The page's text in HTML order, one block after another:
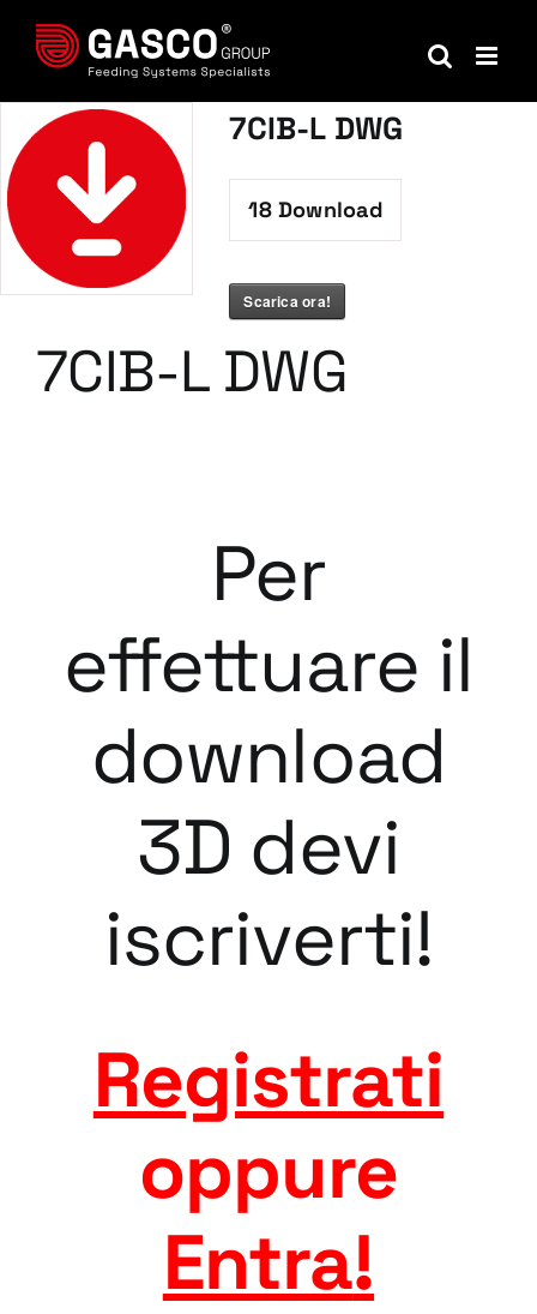
contenuto
7CIB-L DWG
18Download
Scarica ora!
7CIB-L DWG
Per
effettuare il
download
3D devi
iscriverti!
Registrati
oppure
Entra!